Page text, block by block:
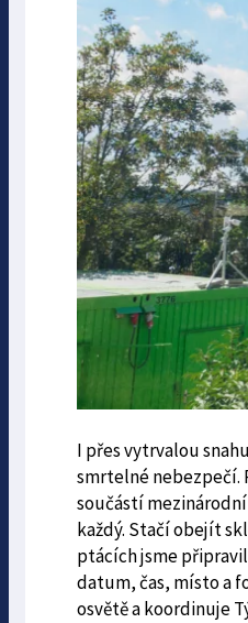
I přes vytrvalou
smrtelné nebezpečí.
součástí mezinárodní
každý. Stačí obejít
ptácích jsme
datum, čas, místo a
osvětě a koordinuje